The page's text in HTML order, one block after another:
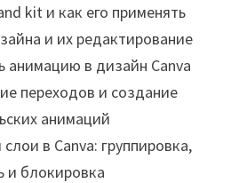
kit и как его применять
и их редактирование
анимацию в дизайн Canva
переходов и создание
анимаций
в Canva: группировка,
и блокировка